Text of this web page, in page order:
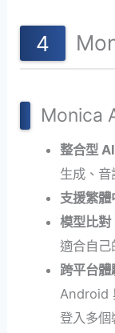
Monica
整合型
生成、
支援繁體
模型比對
適合自己
跨平台體
Android
登入多個